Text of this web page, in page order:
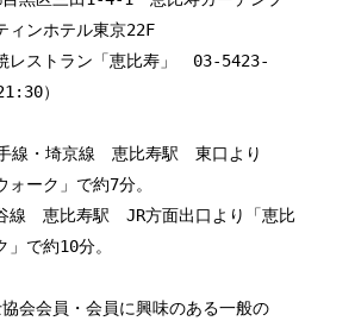
ィンホテル東京22F
ラン「恵比寿」 03-5423-
）
線・埼京線 恵比寿駅 東口より
ォーク」で約7分。
線 恵比寿駅 JR方面出口より「恵比
で約10分。
会員・会員に興味のある一般の